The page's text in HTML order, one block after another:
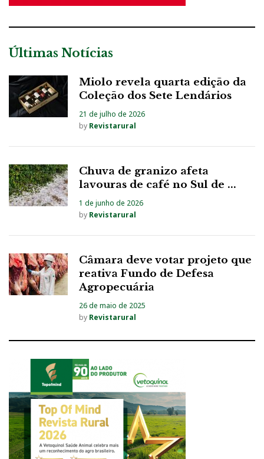
Últimas Notícias
Miolo revela quarta edição da
Coleção dos Sete Lendários
21 de julho de 2026
by Revistarural
Chuva de granizo afeta
lavouras de café no Sul de ...
1 de junho de 2026
by Revistarural
Câmara deve votar projeto que
reativa Fundo de Defesa
Agropecuária
26 de maio de 2025
by Revistarural